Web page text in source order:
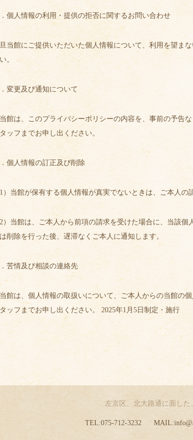
個人情報の利用・提供の拒否に関するお問い合わせ
当館にご提供いただいた個人情報について、利用を望ま
。
変更及び通知について
当館は、このプライバシーポリシーの内容を、事前の予告
ッフまでお申し出ください。
個人情報の訂正及び削除
1）当館が保有する個人情報が真実でないときは、ご本人
）当館は、ご本人から前項の請求を受けた場合に、当該
削除を行った後、遅滞なくご本人に通知します。
苦情及び相談の連絡先
館は、個人情報の取扱いについて、ご本人からの当館の
ッフまでお申し出ください。 2025年1月5日制定・施行
左京区、北大路通に面した、
TEL:075-712-3232 MAIL: